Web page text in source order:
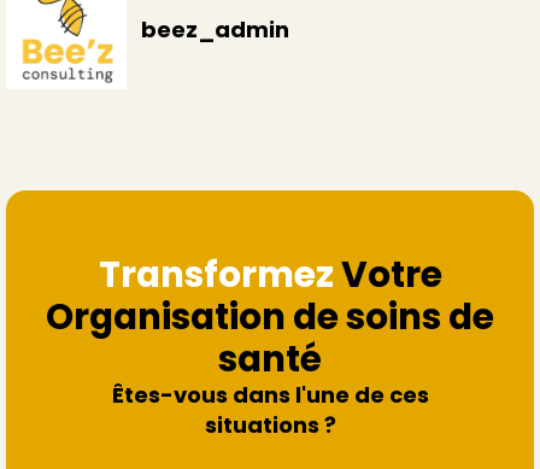
beez_admin
TransformezVotre
Organisation de soins de
santé
Êtes-vous dans l'une de ces
situations ?